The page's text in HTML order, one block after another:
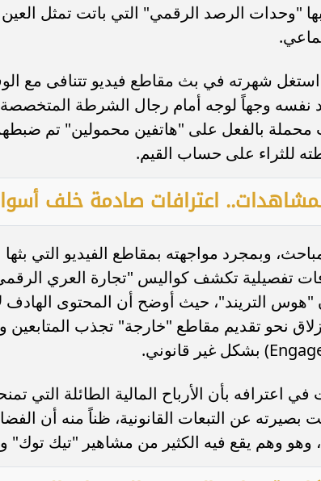
"وحدات الرصد الرقمي" التي باتت تمثل
استغل شهرته في بث مقاطع فيديو تتنافى مع
نفسه وجهاً لوجه أمام رجال الشرطة المتخصصة،
محملة بالفعل على "هاتفين محمولين" تم
للثراء على حساب القيم.
اعترافات صادمة خلف
وبمجرد مواجهته بمقاطع الفيديو التي
تفصيلية تكشف كواليس "تجارة العري
التريند"، حيث أوضح أن المحتوى الهادف لا
نحو تقديم مقاطع "خارجة" تجذب المتابعين
في اعترافه بأن الأرباح المالية الطائلة التي
بصيرته عن التبعات القانونية، ظناً منه أن
وهو وهم يقع فيه الكثير من مشاهير "تيك توك"